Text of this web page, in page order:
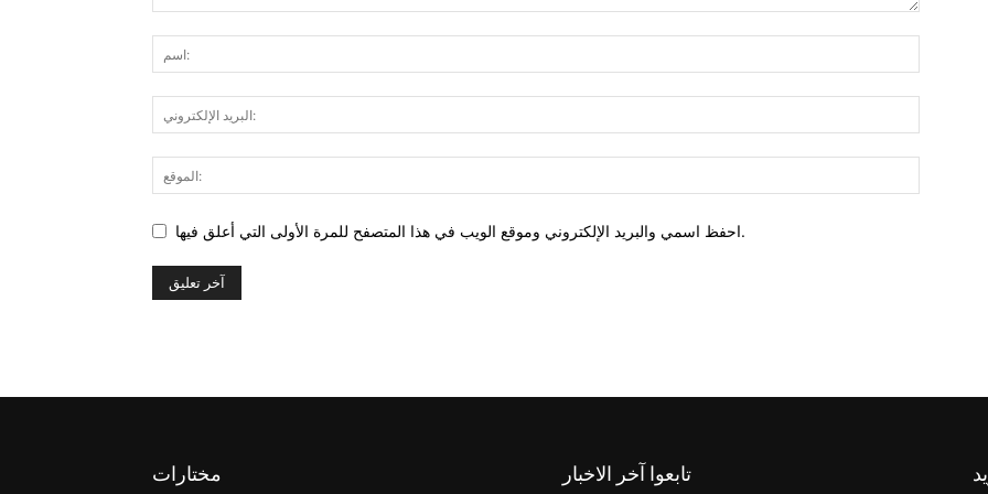
احفظ اسمي والبريد الإلكتروني وموقع الويب في هذا المتصفح للمرة الأولى التي أعلق فيها.
مختارات تابعوا آخر الاخبار